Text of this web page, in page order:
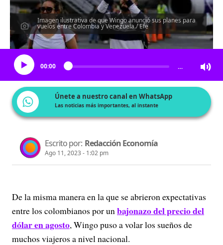
Imagen ilustrativa de que Wingo anunció sus planes para
vuelos entre Colombia y Venezuela./ Efe
Escucha el artículo
00:00 …
Únete a nuestro canal en WhatsApp
Las noticias más importantes, al instante
Escrito por: Redacción Economía
Ago 11, 2023 - 1:02 pm
De la misma manera en la que se abrieron expectativas
entre los colombianos por unbajonazo del precio del
dólar en agosto, Wingo puso a volar los sueños de
muchos viajeros a nivel nacional.